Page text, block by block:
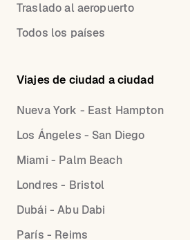
Traslado al aeropuerto
Todos los países
Viajes de ciudad a ciudad
Nueva York - East Hampton
Los Ángeles - San Diego
Miami - Palm Beach
Londres - Bristol
Dubái - Abu Dabi
París - Reims